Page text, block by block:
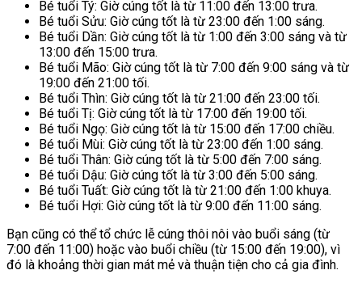
Bé tuổi Tý: Giờ cúng tốt là từ 11:00 đến 13:00 trưa.
Bé tuổi Sửu: Giờ cúng tốt là từ 23:00 đến 1:00 sáng.
Bé tuổi Dần: Giờ cúng tốt là từ 1:00 đến 3:00 sáng và từ
13:00 đến 15:00 trưa.
Bé tuổi Mão: Giờ cúng tốt là từ 7:00 đến 9:00 sáng và từ
19:00 đến 21:00 tối.
Bé tuổi Thìn: Giờ cúng tốt là từ 21:00 đến 23:00 tối.
Bé tuổi Tị: Giờ cúng tốt là từ 17:00 đến 19:00 tối.
Bé tuổi Ngọ: Giờ cúng tốt là từ 15:00 đến 17:00 chiều.
Bé tuổi Mùi: Giờ cúng tốt là từ 23:00 đến 1:00 sáng.
Bé tuổi Thân: Giờ cúng tốt là từ 5:00 đến 7:00 sáng.
Bé tuổi Dậu: Giờ cúng tốt là từ 3:00 đến 5:00 sáng.
Bé tuổi Tuất: Giờ cúng tốt là từ 21:00 đến 1:00 khuya.
Bé tuổi Hợi: Giờ cúng tốt là từ 9:00 đến 11:00 sáng.
Bạn cũng có thể tổ chức lễ cúng thôi nôi vào buổi sáng (từ
7:00 đến 11:00) hoặc vào buổi chiều (từ 15:00 đến 19:00), vì
đó là khoảng thời gian mát mẻ và thuận tiện cho cả gia đình.